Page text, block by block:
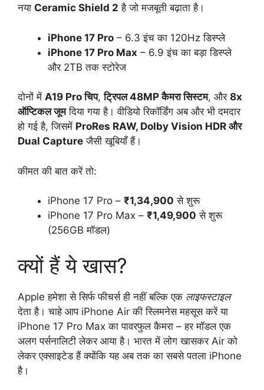
नया Ceramic Shield 2 है जो मजबूती बढ़ाता है।
iPhone 17 Pro – 6.3 इंच का 120Hz डिस्प्ले
iPhone 17 Pro Max – 6.9 इंच का बड़ा डिस्प्ले
और 2TB तक स्टोरेज
दोनों में A19 Pro चिप,ट्रिपल 48MP कैमरा सिस्टम, और 8x
ऑप्टिकल जूमदिया गया है। वीडियो रिकॉर्डिंग अब और भी दमदार
हो गई है, जिसमें ProRes RAW, Dolby Vision HDR और
Dual Capture जैसी खूबियाँ हैं।
कीमत की बात करें तो:
iPhone 17 Pro – ₹1,34,900 से शुरू
iPhone 17 Pro Max – ₹1,49,900 से शुरू
(256GB मॉडल)
क्यों हैं ये खास?
Apple हमेशा से सिर्फ फीचर्स ही नहीं बल्कि एक लाइफस्टाइल
देता है। चाहे आप iPhone Air की स्लिमनेस महसूस करें या
iPhone 17 Pro Max का पावरफुल कैमरा – हर मॉडल एक
अलग पर्सनालिटी लेकर आया है। भारत में लोग खासकर Air को
लेकर एक्साइटेड हैं क्योंकि यह अब तक का सबसे पतला iPhone
है।